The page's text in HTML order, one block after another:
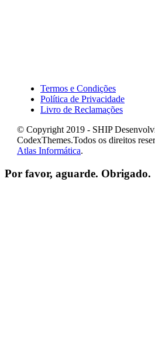
Termos e Condições
Política de Privacidade
Livro de Reclamações
© Copyright 2019 - SHIP
CodexThemes.Todos os direitos
Atlas Informática.
Por favor, aguarde. Obrigado.